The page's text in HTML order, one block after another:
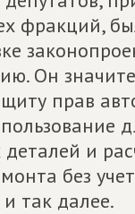
фракций,
Он
прав
и
без
так далее.